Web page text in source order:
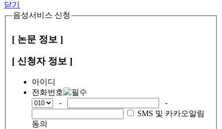
닫기
음성서비스 신청
[ 논문 정보 ]
[ 신청자 정보 ]
아이디
전화번호
-
-
SMS 및 카카오알림
동의